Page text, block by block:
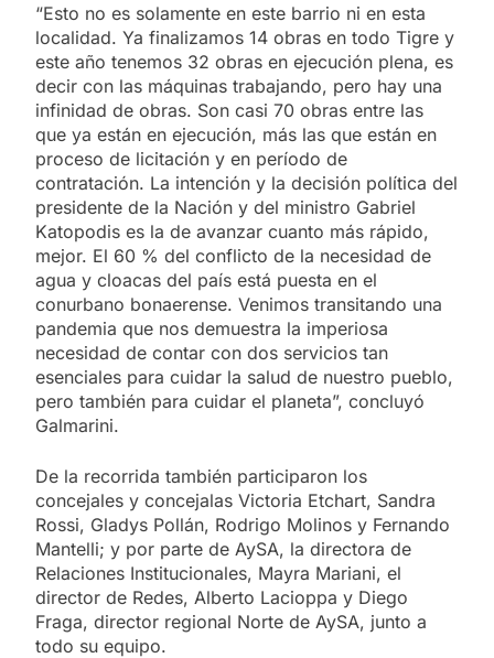
“Esto no es solamente en este barrio ni en esta
localidad. Ya finalizamos 14 obras en todo Tigre y
este año tenemos 32 obras en ejecución plena, es
decir con las máquinas trabajando, pero hay una
infinidad de obras. Son casi 70 obras entre las
que ya están en ejecución, más las que están en
proceso de licitación y en período de
contratación. La intención y la decisión política del
presidente de la Nación y del ministro Gabriel
Katopodis es la de avanzar cuanto más rápido,
mejor. El 60 % del conflicto de la necesidad de
agua y cloacas del país está puesta en el
conurbano bonaerense. Venimos transitando una
pandemia que nos demuestra la imperiosa
necesidad de contar con dos servicios tan
esenciales para cuidar la salud de nuestro pueblo,
pero también para cuidar el planeta”, concluyó
Galmarini.
De la recorrida también participaron los
concejales y concejalas Victoria Etchart, Sandra
Rossi, Gladys Pollán, Rodrigo Molinos y Fernando
Mantelli; y por parte de AySA, la directora de
Relaciones Institucionales, Mayra Mariani, el
director de Redes, Alberto Lacioppa y Diego
Fraga, director regional Norte de AySA, junto a
todo su equipo.